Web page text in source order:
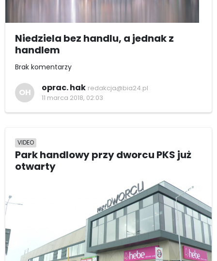
Niedziela bez handlu, a jednak z
handlem
Brak komentarzy
OH oprac. hak redakcja@bia24.pl
11 marca 2018, 02:03
VIDEO
Park handlowy przy dworcu PKS już
otwarty